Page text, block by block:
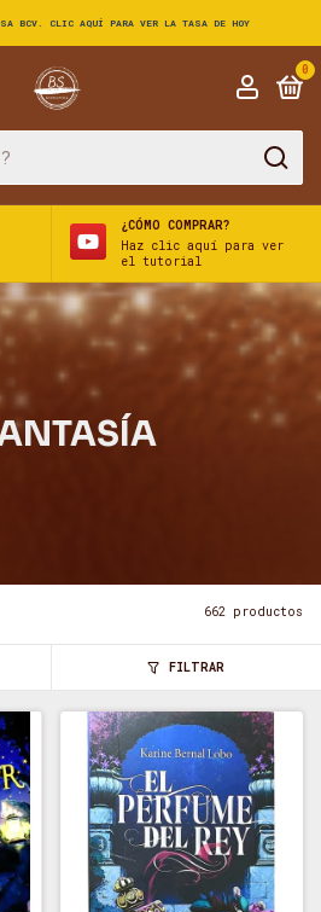
BCV. CLIC AQUÍ PARA VER LA TASA DE HOY
0
¿CÓMO COMPRAR?
Haz clic aquí para ver
el tutorial
662 productos
FILTRAR